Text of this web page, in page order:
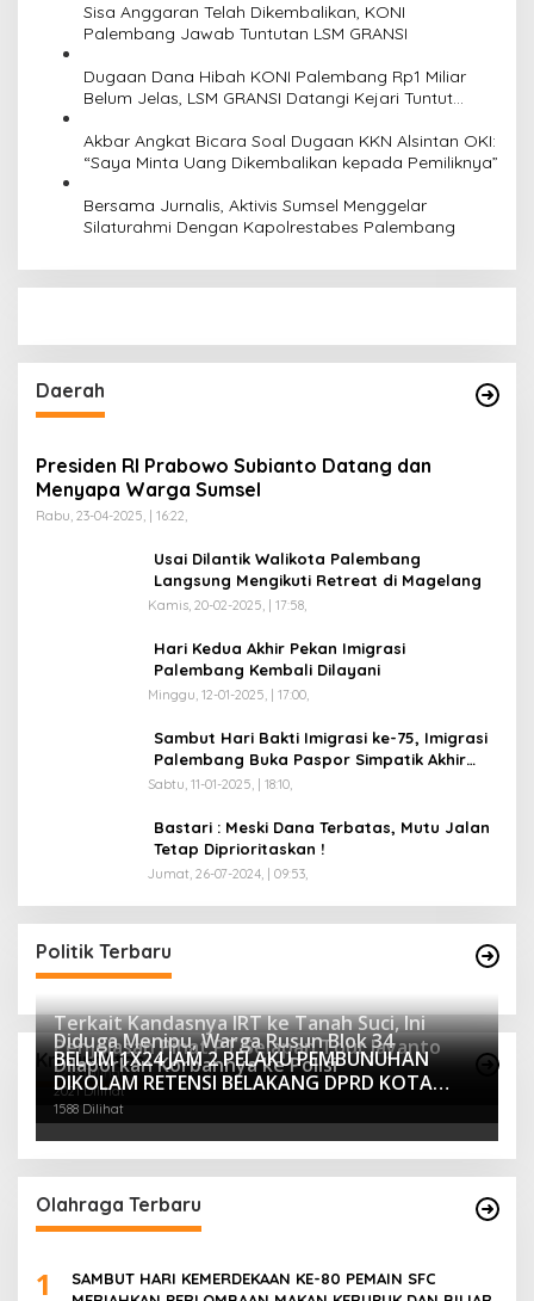
Sisa Anggaran Telah Dikembalikan, KONI
Palembang Jawab Tuntutan LSM GRANSI
Dugaan Dana Hibah KONI Palembang Rp1 Miliar
Belum Jelas, LSM GRANSI Datangi Kejari Tuntut
Akbar Angkat Bicara Soal Dugaan KKN Alsintan OKI:
“Saya Minta Uang Dikembalikan kepada Pemiliknya”
Bersama Jurnalis, Aktivis Sumsel Menggelar
Silaturahmi Dengan Kapolrestabes Palembang
Daerah
Presiden RI Prabowo Subianto Datang dan
Menyapa Warga Sumsel
Rabu, 23-04-2025, | 16:22,
Usai Dilantik Walikota Palembang
Langsung Mengikuti Retreat di Magelang
Kamis, 20-02-2025, | 17:58,
Hari Kedua Akhir Pekan Imigrasi
Palembang Kembali Dilayani
Minggu, 12-01-2025, | 17:00,
Sambut Hari Bakti Imigrasi ke-75, Imigrasi
Palembang Buka Paspor Simpatik Akhir
Pekan
Sabtu, 11-01-2025, | 18:10,
Bastari : Meski Dana Terbatas, Mutu Jalan
Tetap Diprioritaskan !
Jumat, 26-07-2024, | 09:53,
Politik Terbaru
Kriminalitas
Terkait Kandasnya IRT ke Tanah Suci, Ini
Penjelasan Pihat PT Selapan Tour Jayanto
2233 Dilihat
Diduga Menipu, Warga Rusun Blok 34
Dilaporkan Korbannya ke Polisi
2021 Dilihat
BELUM 1X24 JAM 2 PELAKU PEMBUNUHAN
DIKOLAM RETENSI BELAKANG DPRD KOTA
PALEMBANG TELAH DIRINGKUS ANGGOTA
POLSEK SU 1 PALEMBANG.
1588 Dilihat
Olahraga Terbaru
1
SAMBUT HARI KEMERDEKAAN KE-80 PEMAIN SFC